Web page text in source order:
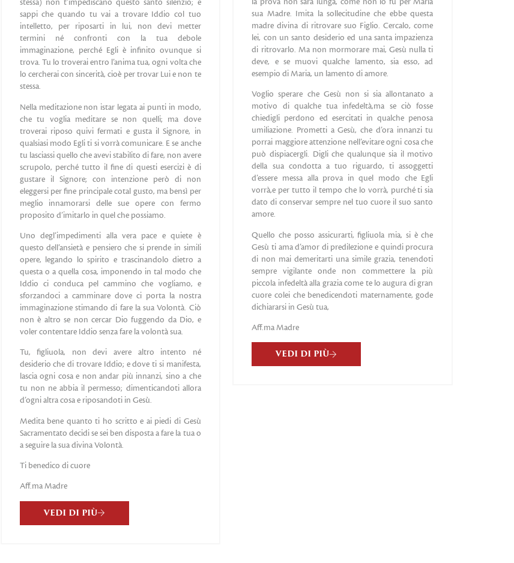
stessa) non t’impediscano questo santo silenzio; e
sappi che quando tu vai a trovare Iddio col tuo
intelletto, per riposarti in lui, non devi metter
termini né confronti con la tua debole
immaginazione, perché Egli è infinito ovunque si
trova. Tu lo troverai entro l’anima tua, ogni volta che
lo cercherai con sincerità, cioè per trovar Lui e non te
stessa.
Nella meditazione non istar legata ai punti in modo,
che tu voglia meditare se non quelli; ma dove
troverai riposo quivi fermati e gusta il Signore, in
qualsiasi modo Egli ti si vorrà comunicare. E se anche
tu lasciassi quello che avevi stabilito di fare, non avere
scrupolo, perché tutto il fine di questi esercizi è di
gustare il Signore; con intenzione però di non
eleggersi per fine principale cotal gusto, ma bensì per
meglio innamorarsi delle sue opere con fermo
proposito d’imitarlo in quel che possiamo.
Uno degl’impedimenti alla vera pace e quiete è
questo dell’ansietà e pensiero che si prende in simili
opere, legando lo spirito e trascinandolo dietro a
questa o a quella cosa, imponendo in tal modo che
Iddio ci conduca pel cammino che vogliamo, e
sforzandoci a camminare dove ci porta la nostra
immaginazione stimando di fare la sua Volontà. Ciò
non è altro se non cercar Dio fuggendo da Dio, e
voler contentare Iddio senza fare la volontà sua.
Tu, figliuola, non devi avere altro intento né
desiderio che di trovare Iddio; e dove ti si manifesta,
lascia ogni cosa e non andar più innanzi, sino a che
tu non ne abbia il permesso; dimenticandoti allora
d’ogni altra cosa e riposandoti in Gesù.
Medita bene quanto ti ho scritto e ai piedi di Gesù
Sacramentato decidi se sei ben disposta a fare la tua o
a seguire la sua divina Volontà.
Ti benedico di cuore
Aff.ma Madre
VEDI DI PIÙ
sua Madre. Imita la sollecitudine che ebbe questa
madre divina di ritrovare suo Figlio. Cercalo, come
lei, con un santo desiderio ed una santa impazienza
di ritrovarlo. Ma non mormorare mai, Gesù nulla ti
deve, e se muovi qualche lamento, sia esso, ad
esempio di Maria, un lamento di amore.
Voglio sperare che Gesù non si sia allontanato a
motivo di qualche tua infedeltà,ma se ciò fosse
chiedigli perdono ed esercitati in qualche penosa
umiliazione. Prometti a Gesù, che d’ora innanzi tu
porrai maggiore attenzione nell’evitare ogni cosa che
può dispiacergli. Digli che qualunque sia il motivo
della sua condotta a tuo riguardo, ti assoggetti
d’essere messa alla prova in quel modo che Egli
vorrà,e per tutto il tempo che lo vorrà, purché ti sia
dato di conservar sempre nel tuo cuore il suo santo
amore.
Quello che posso assicurarti, figliuola mia, si è che
Gesù ti ama d’amor di predilezione e quindi procura
di non mai demeritarti una simile grazia, tenendoti
sempre vigilante onde non commettere la più
piccola infedeltà alla grazia come te lo augura di gran
cuore colei che benedicendoti maternamente, gode
dichiararsi in Gesù tua,
Aff.ma Madre
VEDI DI PIÙ